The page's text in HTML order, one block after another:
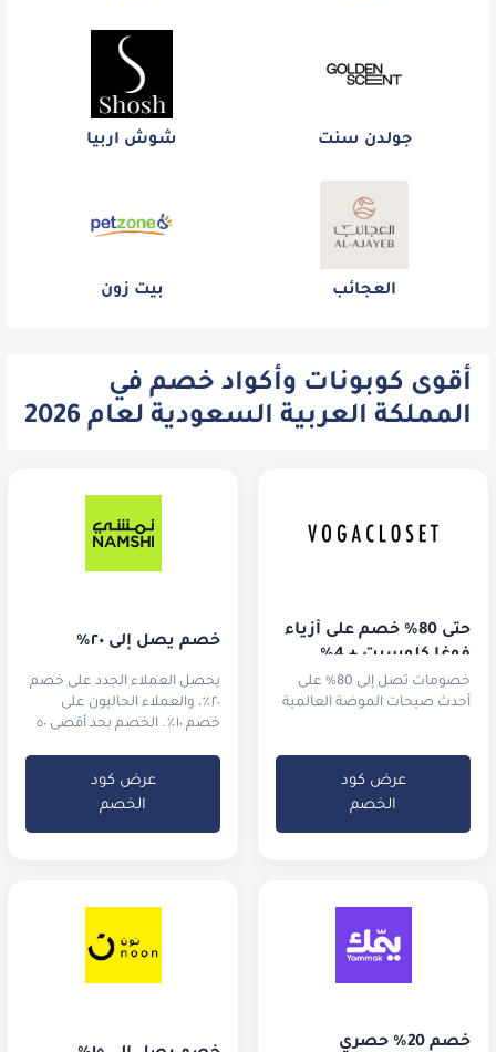
جولدن سنت شوش اربيا
العجائب بيت زون
أقوى كوبونات وأكواد خصم في
المملكة العربية السعودية لعام 2026
حتى 80% خصم على أزياء
فوغا كلوسيت + 4%
خصم إضافي!
خصومات تصل إلى 80% على
أحدث صيحات الموضة العالمية
عرض كود
الخصم
خصم يصل إلى ٢٠٪
يحصل العملاء الجدد على خصم
٢٠٪، والعملاء الحاليون على
خصم ١٠٪. الخصم بحد أقصى ٥٠
عرض كود
الخصم
خصم 20% حصري